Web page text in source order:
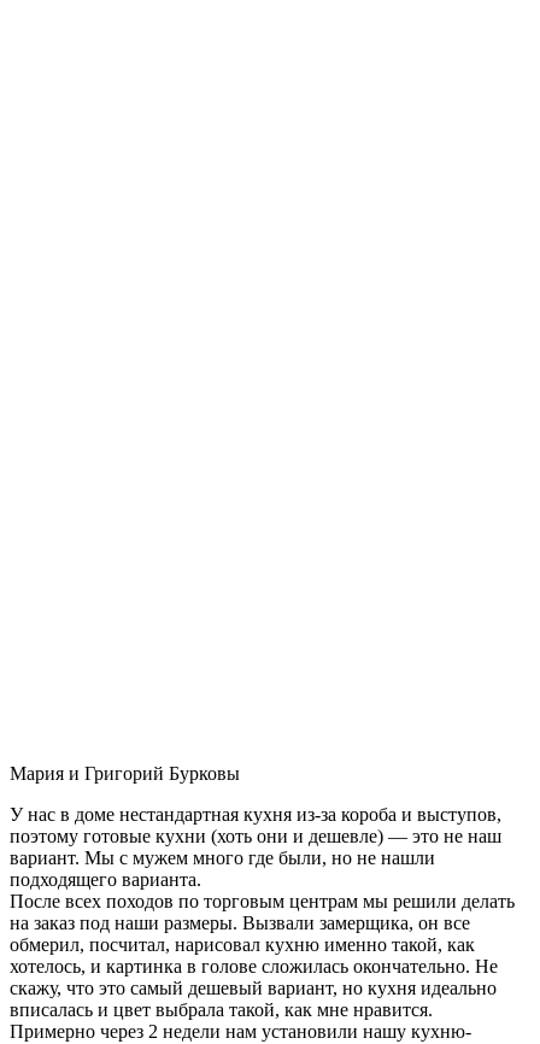
Мария и Григорий Бурковы
У нас в доме нестандартная кухня из-за короба и выступов,
поэтому готовые кухни (хоть они и дешевле) — это не наш
вариант. Мы с мужем много где были, но не нашли
подходящего варианта.
После всех походов по торговым центрам мы решили делать
на заказ под наши размеры. Вызвали замерщика, он все
обмерил, посчитал, нарисовал кухню именно такой, как
хотелось, и картинка в голове сложилась окончательно. Не
скажу, что это самый дешевый вариант, но кухня идеально
вписалась и цвет выбрала такой, как мне нравится.
Примерно через 2 недели нам установили нашу кухню-